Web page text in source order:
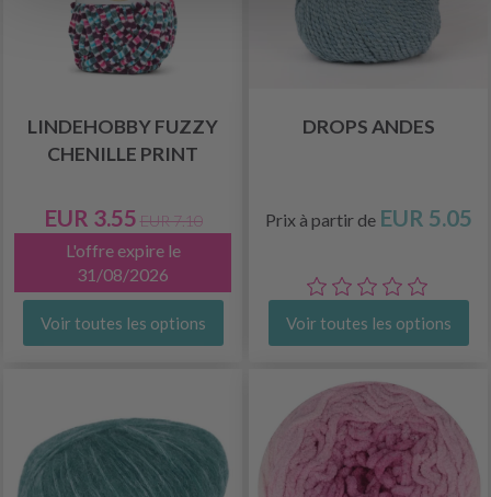
LINDEHOBBY FUZZY
CHENILLE PRINT
EUR 3.55 EUR 7.10
L'offre expire le
31/08/2026
Voir toutes les options
DROPS ANDES
Prix à partir de EUR 5.05
Voir toutes les options